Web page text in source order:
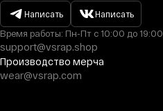
Написать Написать
Время работы: Пн-Пт с 10:00 до 19:00
support@vsrap.shop
Производство мерча
wear@vsrap.com